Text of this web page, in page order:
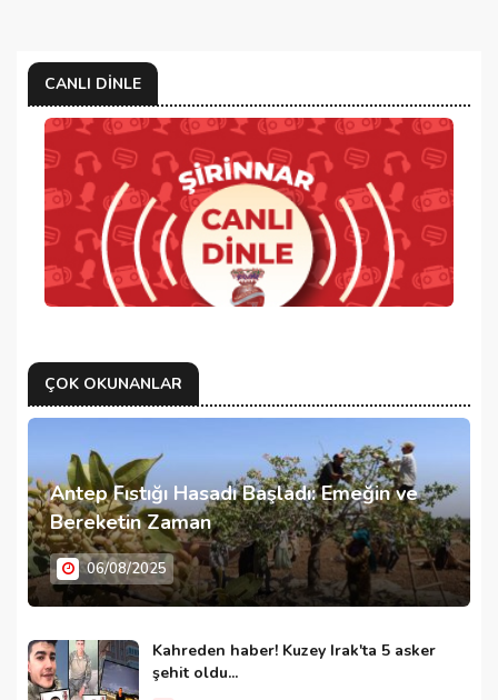
CANLI DINLE
ÇOK OKUNANLAR
Antep Fıstığı Hasadı Başladı: Emeğin ve
Bereketin Zaman
06/08/2025
Kahreden haber! Kuzey Irak'ta 5 asker
şehit oldu...